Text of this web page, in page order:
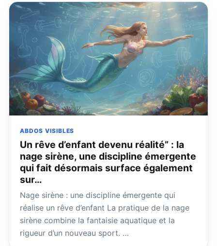
ABDOS VISIBLES
Un rêve d’enfant devenu réalité” : la
nage sirène, une discipline émergente
qui fait désormais surface également
sur…
Nage sirène : une discipline émergente qui
réalise un rêve d’enfant La pratique de la nage
sirène combine la fantaisie aquatique et la
rigueur d’un nouveau sport. …